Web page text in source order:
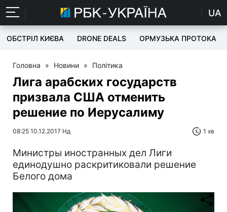
UA
ОБСТРІЛ КИЄВА DRONE DEALS ОРМУЗЬКА ПРОТОКА
Головна » Новини » Політика
Лига арабских государств
призвала США отменить
решение по Иерусалиму
08:25 10.12.2017 Нд 1 хв
Министры иностранных дел Лиги
единодушно раскритиковали решение
Белого дома